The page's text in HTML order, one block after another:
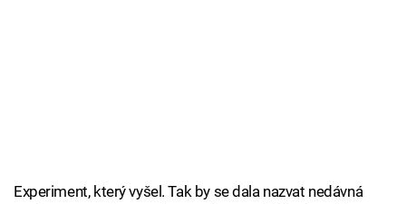
Experiment, který vyšel. Tak by se dala nazvat nedávná